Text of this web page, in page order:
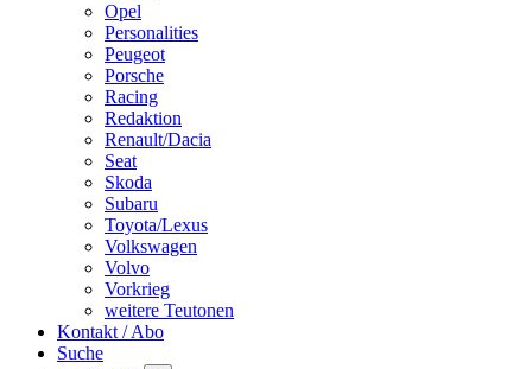
Opel
Personalities
Peugeot
Porsche
Racing
Redaktion
Renault/Dacia
Seat
Skoda
Subaru
Toyota/Lexus
Volkswagen
Volvo
Vorkrieg
weitere Teutonen
Kontakt / Abo
Suche